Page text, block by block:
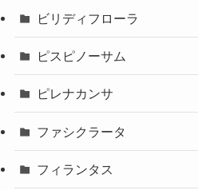
ビリディフローラ
ピスピノーサム
ピレナカンサ
ファシクラータ
フィランタス